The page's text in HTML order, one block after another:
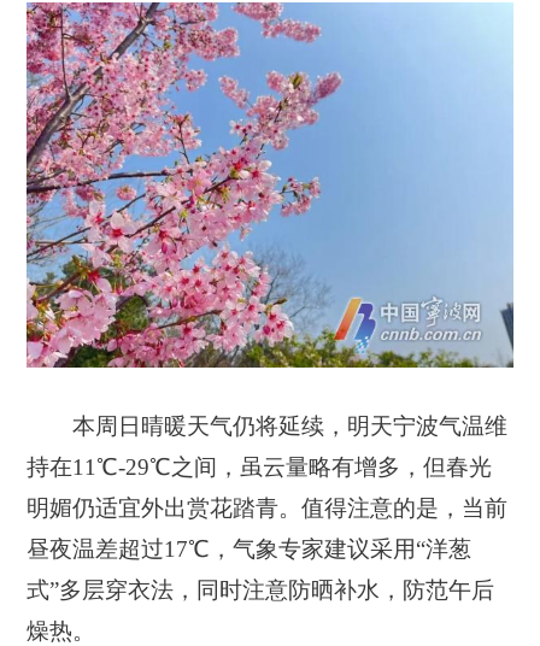
本周日晴暖天气仍将延续，明天宁波气温维
持在11℃-29℃之间，虽云量略有增多，但春光
明媚仍适宜外出赏花踏青。值得注意的是，当前
昼夜温差超过17℃，气象专家建议采用“洋葱
式”多层穿衣法，同时注意防晒补水，防范午后
燥热。